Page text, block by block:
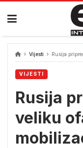
Skip
content
Vijesti Rusija
VIJESTI
Rusija
veliku